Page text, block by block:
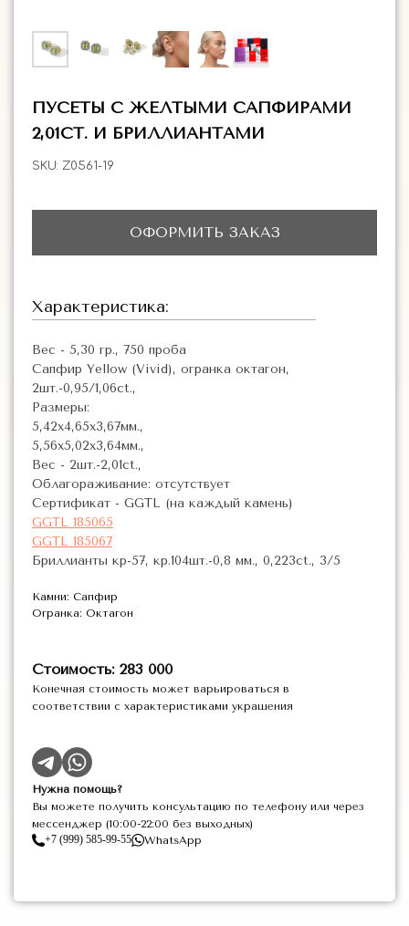
ПУСЕТЫ С ЖЕЛТЫМИ САПФИРАМИ
2,01CT. И БРИЛЛИАНТАМИ
SKU: Z0561-19
ОФОРМИТЬ ЗАКАЗ
Характеристика:
Вес - 5,30 гр., 750 проба
Сапфир Yellow (Vivid), огранка октагон,
2шт.-0,95/1,06ct.,
Размеры:
5,42х4,65х3,67мм.,
5,56х5,02х3,64мм.,
Вес - 2шт.-2,01ct.,
Облагораживание: отсутствует
Сертификат - GGTL (на каждый камень)
GGTL 185065
GGTL 185067
Бриллианты кр-57, кр.104шт.-0,8 мм., 0,223ct., 3/5
Камни: Сапфир
Огранка: Октагон
Стоимость: 283 000
Конечная стоимость может варьироваться в
соответствии с характеристиками украшения
Нужна помощь?
Вы можете получить консультацию по телефону или через
мессенджер (10:00-22:00 без выходных)
+7 (999) 585-99-55
WhatsApp